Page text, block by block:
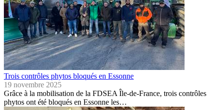
Trois contrôles phytos bloqués en Essonne
19 novembre 2025
Grâce à la mobilisation de la FDSEA Île-de-France, trois contrôles
phytos ont été bloqués en Essonne les…